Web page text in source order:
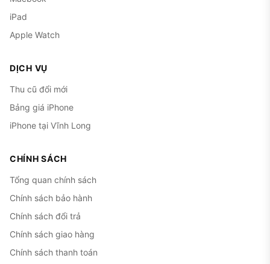
iPad
Apple Watch
DỊCH VỤ
Thu cũ đổi mới
Bảng giá iPhone
iPhone tại Vĩnh Long
CHÍNH SÁCH
Tổng quan chính sách
Chính sách bảo hành
Chính sách đổi trả
Chính sách giao hàng
Chính sách thanh toán